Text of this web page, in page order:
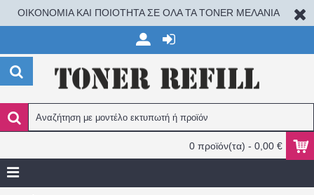
ΟΙΚΟΝΟΜΙΑ ΚΑΙ ΠΟΙΟΤΗΤΑ ΣΕ ΟΛΑ ΤΑ TONER ΜΕΛΑΝΙΑ
0 προϊόν(τα) - 0,00 €